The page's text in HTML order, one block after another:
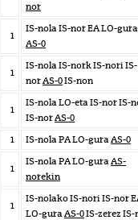
nor
1
IS-nola IS-nor EA LO-gura
AS-0
1
IS-nola IS-nork IS-nori IS-
norAS-0IS-non
1
IS-nola LO-eta IS-nor IS-
IS-norAS-0
1
IS-nola PA LO-guraAS-0
1
IS-nola PA LO-guraAS-
norekin
1
IS-nolako IS-nori IS-nor
LO-guraAS-0IS-zerez